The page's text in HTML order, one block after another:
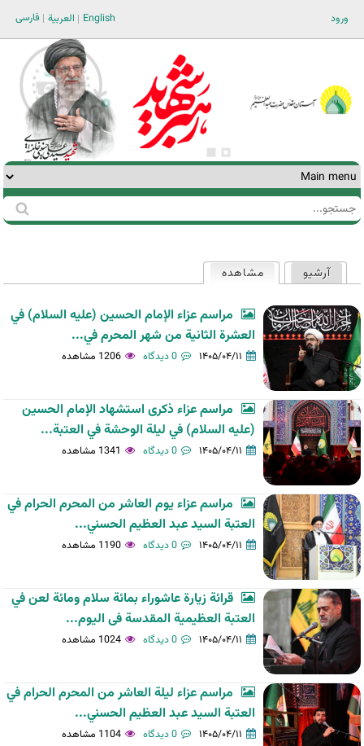
ورود فارسی العربية English
فرم
جستجو
اولیه
آرشیو مشاهده
مراسم عزاء الإمام الحسين (عليه السلام) في
العشرة الثانية من شهر المحرم في...
۱۴۰۵/۰۴/۱۱ 0 دیدگاه 1206 مشاهده
مراسم عزاء ذكرى استشهاد الإمام الحسين
(عليه السلام) في ليلة الوحشة في العتبة...
۱۴۰۵/۰۴/۱۱ 0 دیدگاه 1341 مشاهده
مراسم عزاء يوم العاشر من المحرم الحرام في
العتبة السيد عبد العظيم الحسني...
۱۴۰۵/۰۴/۱۱ 0 دیدگاه 1190 مشاهده
قرائة زيارة عاشوراء بمائة سلام ومائة لعن في
العتبة العظیمیة المقدسة فی الیوم...
۱۴۰۵/۰۴/۱۱ 0 دیدگاه 1024 مشاهده
مراسم عزاء ليلة العاشر من المحرم الحرام في
العتبة السيد عبد العظيم الحسني...
۱۴۰۵/۰۴/۱۱ 0 دیدگاه 1104 مشاهده